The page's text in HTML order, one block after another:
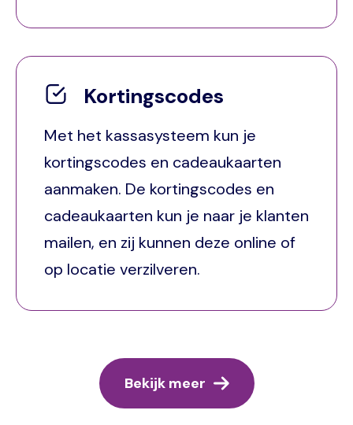
Kortingscodes
Met het kassasysteem kun je
kortingscodes en cadeaukaarten
aanmaken. De kortingscodes en
cadeaukaarten kun je naar je klanten
mailen, en zij kunnen deze online of
op locatie verzilveren.
Bekijk meer